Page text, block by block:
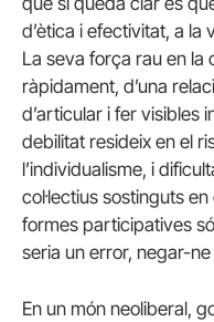
d’ètica i efectivitat, a
La seva força rau en
ràpidament, d’una
d’articular i fer visibles
debilitat resideix en el
l’individualisme, i
col·lectius sostinguts
formes participatives
seria un error, negar-
En un món neoliberal,